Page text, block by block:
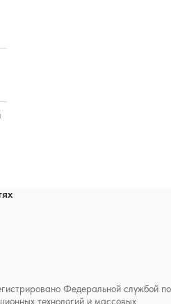
Федеральной службой по
технологий и массовых